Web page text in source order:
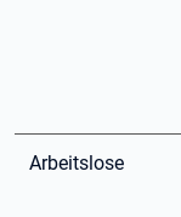
Arbeitslose